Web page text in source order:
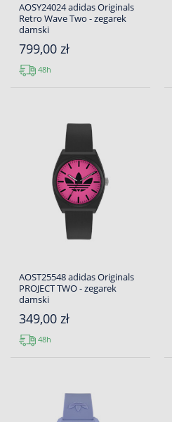
AOSY24024 adidas Originals
Retro Wave Two - zegarek
damski
799,00 zł
48h
AOST25548 adidas Originals
PROJECT TWO - zegarek
damski
349,00 zł
48h